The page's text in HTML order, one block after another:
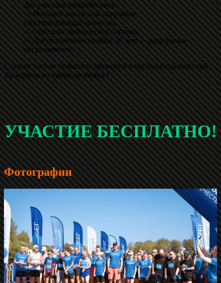
Для участия потребуются:
— Паспорт или другой документ,
удостоверяющий личность.
— Оригинал медицинской справки.
— Для участников младше 18 лет — разрешение
от родителей.
Станьте частью большого движения и насладитесь красотой
Ярославля во время пробежки!
УЧАСТИЕ БЕСПЛАТНО!
Фотографии